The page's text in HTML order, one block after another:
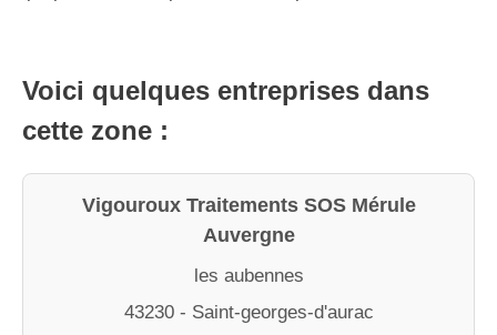
Voici quelques entreprises dans
cette zone :
Vigouroux Traitements SOS Mérule
Auvergne
les aubennes
43230 - Saint-georges-d'aurac